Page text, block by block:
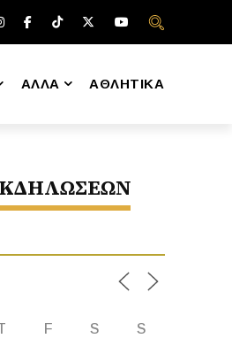
ΑΛΛΑ ΑΘΛΗΤΙΚΑ
F S S